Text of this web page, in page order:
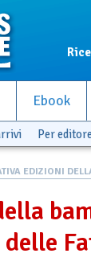
Ebook
Per editore
EDIZIONI